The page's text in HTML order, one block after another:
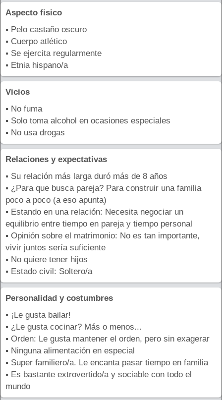
Aspecto fisico
▪ Pelo castaño oscuro
▪ Cuerpo atlético
▪ Se ejercita regularmente
▪ Etnia hispano/a
Vicios
▪ No fuma
▪ Solo toma alcohol en ocasiones especiales
▪ No usa drogas
Relaciones y expectativas
▪ Su relación más larga duró más de 8 años
▪ ¿Para que busca pareja? Para construir una familia
poco a poco (a eso apunta)
▪ Estando en una relación: Necesita negociar un
equilibrio entre tiempo en pareja y tiempo personal
▪ Opinión sobre el matrimonio: No es tan importante,
vivir juntos sería suficiente
▪ No quiere tener hijos
▪ Estado civil: Soltero/a
Personalidad y costumbres
▪ ¡Le gusta bailar!
▪ ¿Le gusta cocinar? Más o menos...
▪ Orden: Le gusta mantener el orden, pero sin exagerar
▪ Ninguna alimentación en especial
▪ Super familiero/a. Le encanta pasar tiempo en familia
▪ Es bastante extrovertido/a y sociable con todo el
mundo